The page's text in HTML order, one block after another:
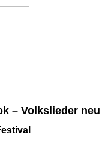
– Volkslieder neu